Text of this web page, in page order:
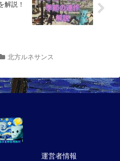
解説！
北方ルネサンス
運営者情報